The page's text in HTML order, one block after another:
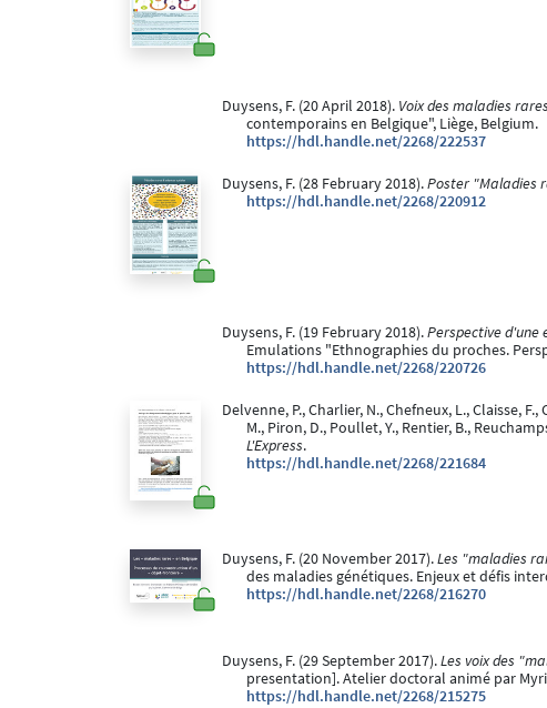
Duysens, F. (20 April 2018). Voix des maladies
contemporains en Belgique", Liège, Belgium.
https://hdl.handle.net/2268/222537
Duysens, F. (28 February 2018).Poster "Maladies
https://hdl.handle.net/2268/220912
Duysens, F. (19 February 2018).Perspective d'une
Emulations "Ethnographies du proches.
https://hdl.handle.net/2268/220726
Delvenne, P., Charlier, N., Chefneux, L., Claisse,
M., Piron, D., Poullet, Y., Rentier, B.,
L'Express.
https://hdl.handle.net/2268/221684
Duysens, F. (20 November 2017).Les "maladies
des maladies génétiques. Enjeux et défis
https://hdl.handle.net/2268/216270
Duysens, F. (29 September 2017).Les voix des
presentation]. Atelier doctoral animé par
https://hdl.handle.net/2268/215275